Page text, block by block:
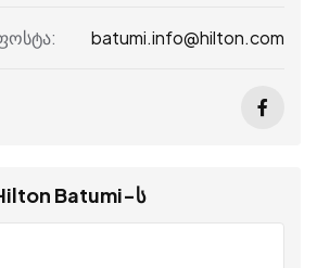
batumi.info@hilton.com
Batumi-ს